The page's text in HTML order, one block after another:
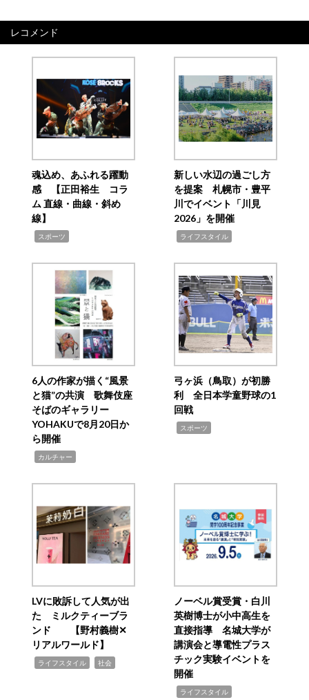
レコメンド
魂込め、あふれる躍動
感 【正田裕生 コラ
ム 直線・曲線・斜め
線】
スポーツ
新しい水辺の過ごし方
を提案 札幌市・豊平
川でイベント「川見
2026」を開催
ライフスタイル
6人の作家が描く“風景
と猫”の共演 歌舞伎座
そばのギャラリー
YOHAKUで8月20日か
ら開催
カルチャー
弓ヶ浜（鳥取）が初勝
利 全日本学童野球の1
回戦
スポーツ
LVに敗訴して人気が出
た ミルクティーブラ
ンド 【野村義樹✕
リアルワールド】
ライフスタイル 社会
ノーベル賞受賞・白川
英樹博士が小中高生を
直接指導 名城大学が
講演会と導電性プラス
チック実験イベントを
開催
ライフスタイル